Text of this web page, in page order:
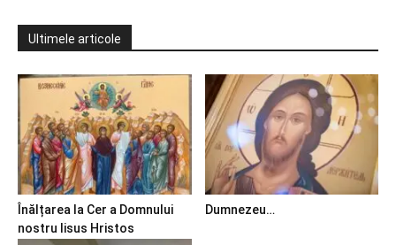
Ultimele articole
Înălțarea la Cer a Domnului
nostru Iisus Hristos
Dumnezeu…